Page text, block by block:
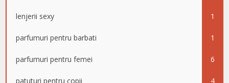
lenjerii sexy 1
parfumuri pentru barbati 1
parfumuri pentru femei 6
patuturi pentru copii 4